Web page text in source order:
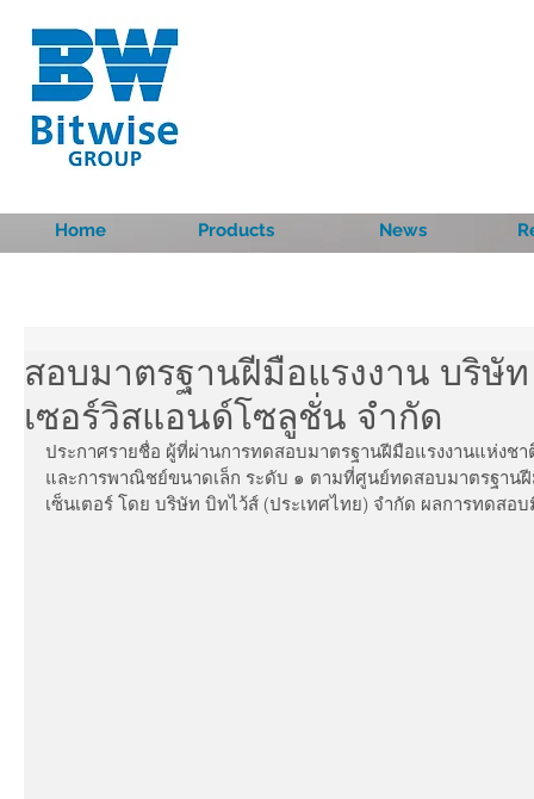
Home Products News
สอบมาตรฐานฝีมือแรงงาน บริษั
เซอร์วิสแอนด์โซลูชั่น จำกัด
ประกาศรายชื่อ ผู้ที่ผ่านการทดสอบมาตรฐานฝีมือแรงงานแห่งชา
และการพาณิชย์ขนาดเล็ก ระดับ ๑ ตามที่ศูนย์ทดสอบมาตรฐาน
เซ็นเตอร์ โดย บริษัท บิทไว้ส์ (ประเทศไทย) จำกัด ผลการทดส